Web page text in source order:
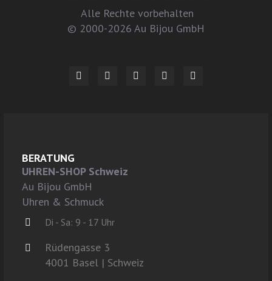
Alle Rechte vorbehalten
© 2000-2026 Au Bijou GmbH
BERATUNG
UHREN-SHOP Schweiz
Au Bijou GmbH
Uhren & Schmuck
Di - Sa: 9 - 17 Uhr
Rüdengasse 3
4001 Basel | Schweiz